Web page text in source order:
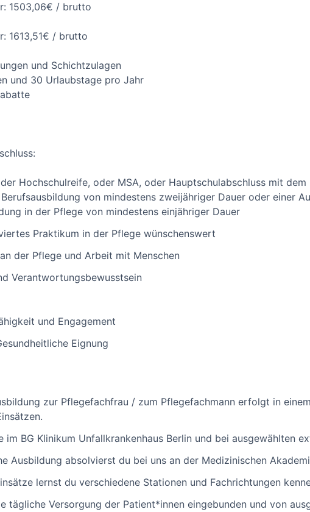
1503,06€ / brutto
1613,51€ / brutto
und Schichtzulagen
und 30 Urlaubstage pro Jahr
Hochschulreife, oder MSA, oder Hauptschulabschluss mit dem
von mindestens zweijähriger Dauer oder einer
in der Pflege von mindestens einjähriger Dauer
Praktikum in der Pflege wünschenswert
der Pflege und Arbeit mit Menschen
Verantwortungsbewusstsein
und Engagement
Eignung
zur Pflegefachfrau / zum Pflegefachmann erfolgt in
im BG Klinikum Unfallkrankenhaus Berlin und bei ausgewählten
Ausbildung absolvierst du bei uns an der Medizinischen
lernst du verschiedene Stationen und Fachrichtungen
tägliche Versorgung der Patient*innen eingebunden und von